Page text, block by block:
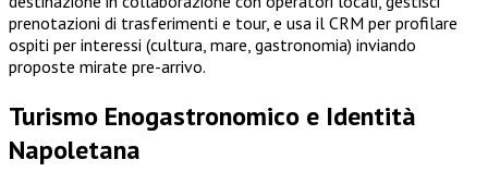
prenotazioni di trasferimenti e tour, e usa il CRM per profilare
ospiti per interessi (cultura, mare, gastronomia) inviando
proposte mirate pre-arrivo.
Turismo Enogastronomico e Identità
Napoletana